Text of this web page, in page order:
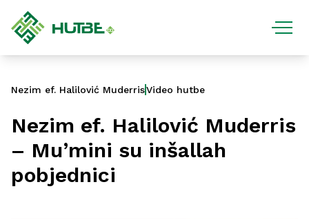
Nezim ef. Halilović MuderrisVideo hutbe
Nezim ef. Halilović Muderris
– Mu’mini su inšallah
pobjednici